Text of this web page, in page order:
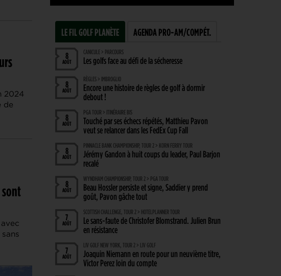
2024
de
LE FIL GOLF PLANÈTE AGENDA PRO-AM/COMPÉT.
8
AOÛT
CANICULE > PARCOURS
Les golfs face au défi de la sécheresse
8
AOÛT
RÈGLES > IMBROGLIO
Encore une histoire de règles de golf à dormir
debout !
8
AOÛT
PGA TOUR > ITINÉRAIRE BIS
Touché par ses échecs répétés, Matthieu Pavon
veut se relancer dans les FedEx Cup Fall
8
AOÛT
PINNACLE BANK CHAMPIONSHIP, TOUR 2 > KORN FERRY TOUR
Jérémy Gandon à huit coups du leader, Paul Barjon
recalé
8
AOÛT
WYNDHAM CHAMPIONSHIP, TOUR 2 > PGA TOUR
Beau Hossler persiste et signe, Saddier y prend
goût, Pavon gâche tout
7
AOÛT
SCOTTISH CHALLENGE, TOUR 2 > HOTELPLANNER TOUR
Le sans-faute de Christofer Blomstrand. Julien Brun
en résistance
7
AOÛT
LIV GOLF NEW YORK, TOUR 2 > LIV GOLF
Joaquin Niemann en route pour un neuvième titre,
Victor Perez loin du compte